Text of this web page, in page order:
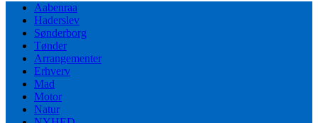
Aabenraa
Haderslev
Sønderborg
Tønder
Arrangementer
Erhverv
Mad
Motor
Natur